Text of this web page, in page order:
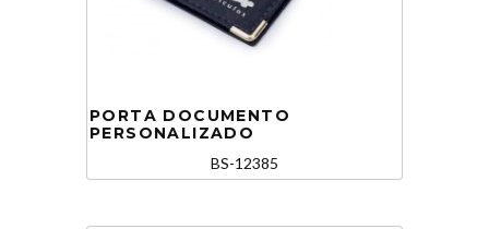
PORTA DOCUMENTO
PERSONALIZADO
BS-12385